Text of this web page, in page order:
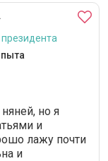
но я
и
лажу почти
и